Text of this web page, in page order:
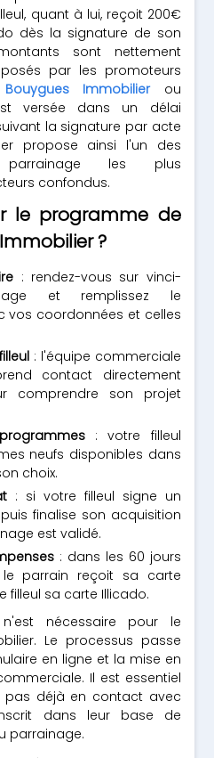
quant à lui, reçoit 200€
dès la signature de son
sont nettement
par les promoteurs
Bouygues Immobilierou
versée dans un délai
la signature par acte
propose ainsi l'un des
les plus
confondus.
le programme de
?
: rendez-vous sur vinci-
et remplissez le
vos coordonnées et celles
: l'équipe commerciale
contact directement
comprendre son projet
: votre filleul
neufs disponibles dans
choix.
: si votre filleul signe un
finalise son acquisition
est validé.
: dans les 60 jours
parrain reçoit sa carte
filleul sa carte Illicado.
nécessaire pour le
Le processus passe
en ligne et la mise en
Il est essentiel
pas déjà en contact avec
dans leur base de
parrainage.